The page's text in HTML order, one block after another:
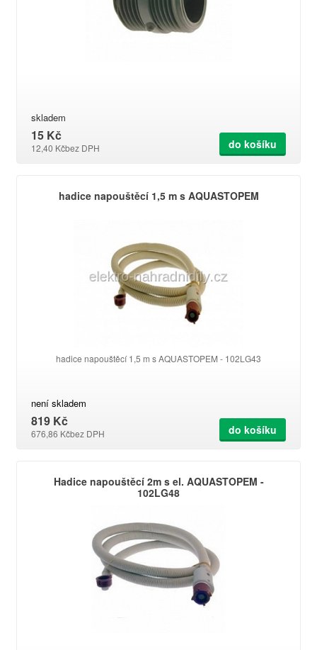
skladem
15 Kč
12,40 Kčbez DPH do košíku
hadice napouštěcí 1,5 m s AQUASTOPEM
hadice napouštěcí 1,5 m s AQUASTOPEM - 102LG43
není skladem
819 Kč
676,86 Kčbez DPH do košíku
Hadice napouštěcí 2m s el. AQUASTOPEM -
102LG48